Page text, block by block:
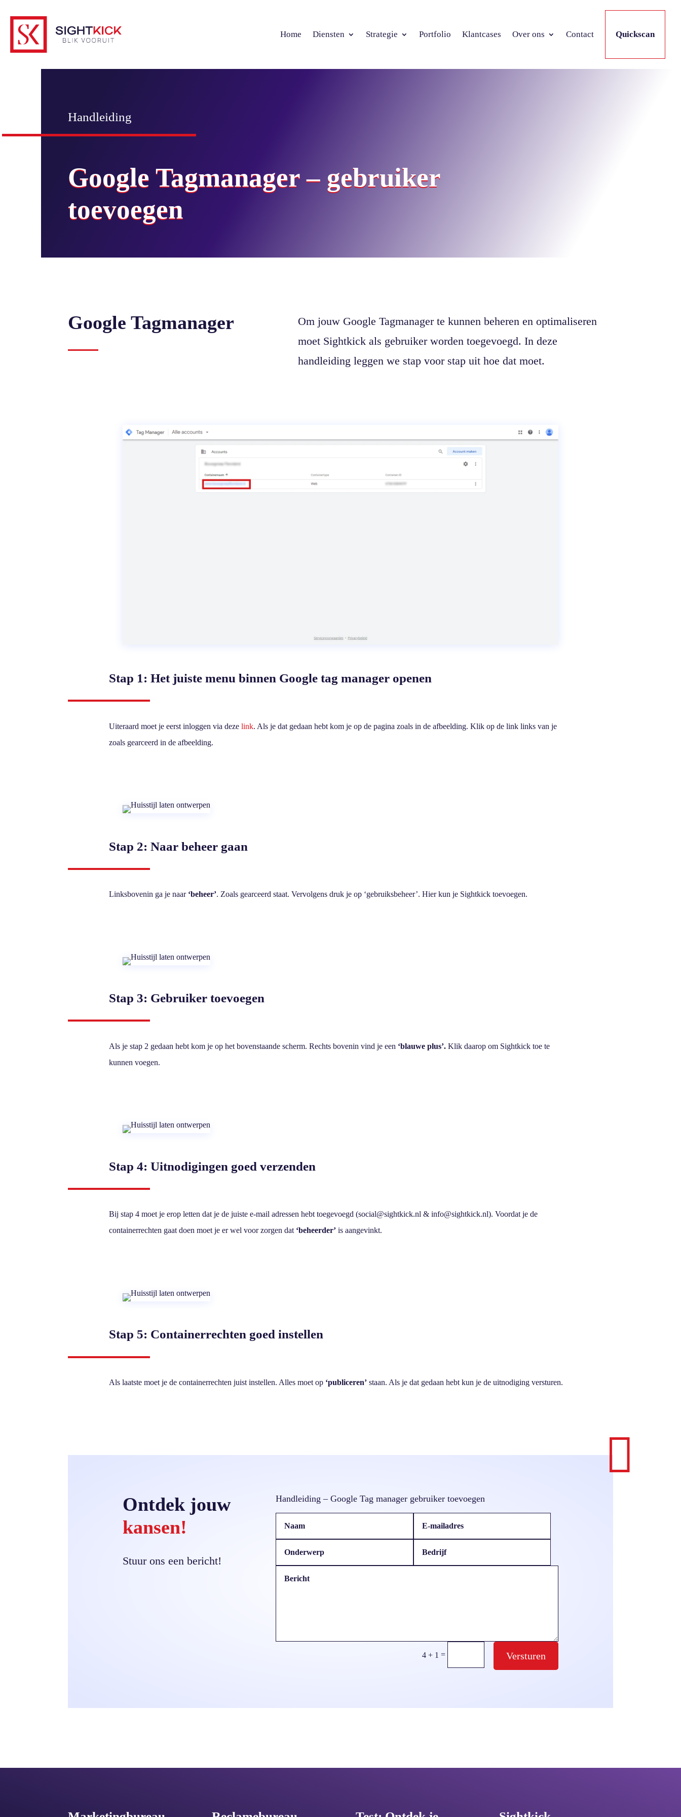
Home Diensten Strategie Portfolio Klantcases Over ons Contact Quickscan
Handleiding
Google Tagmanager – gebruiker
toevoegen
Google Tagmanager
Om jouw Google Tagmanager te kunnen beheren en optimaliseren
moet Sightkick als gebruiker worden toegevoegd. In deze
handleiding leggen we stap voor stap uit hoe dat moet.
Stap 1: Het juiste menu binnen Google tag manager openen
Uiteraard moet je eerst inloggen via deze link. Als je dat gedaan hebt kom je op de pagina zoals in de afbeelding. Klik op de link links van je
zoals gearceerd in de afbeelding.
Stap 2: Naar beheer gaan
Linksbovenin ga je naar ‘beheer’. Zoals gearceerd staat. Vervolgens druk je op ‘gebruiksbeheer’. Hier kun je Sightkick toevoegen.
Stap 3: Gebruiker toevoegen
Als je stap 2 gedaan hebt kom je op het bovenstaande scherm. Rechts bovenin vind je een ‘blauwe plus’. Klik daarop om Sightkick toe te
kunnen voegen.
Stap 4: Uitnodigingen goed verzenden
Bij stap 4 moet je erop letten dat je de juiste e-mail adressen hebt toegevoegd (social@sightkick.nl & info@sightkick.nl). Voordat je de
containerrechten gaat doen moet je er wel voor zorgen dat ‘beheerder’ is aangevinkt.
Stap 5: Containerrechten goed instellen
Als laatste moet je de containerrechten juist instellen. Alles moet op ‘publiceren’ staan. Als je dat gedaan hebt kun je de uitnodiging versturen.

Ontdek jouw
kansen!
Stuur ons een bericht!
Handleiding – Google Tag manager gebruiker toevoegen
4 + 1 = Versturen